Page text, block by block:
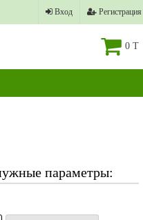
Вход Регистрация
0 T
параметры: